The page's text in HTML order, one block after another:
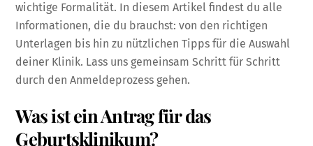
wichtige Formalität. In diesem Artikel findest du alle
Informationen, die du brauchst: von den richtigen
Unterlagen bis hin zu nützlichen Tipps für die Auswahl
deiner Klinik. Lass uns gemeinsam Schritt für Schritt
durch den Anmeldeprozess gehen.
Was ist ein Antrag für das
Geburtsklinikum?